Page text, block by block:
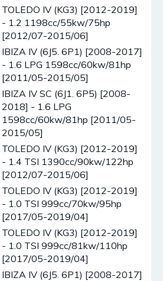
TOLEDO IV (KG3) [2012-2019]
- 1.2 1198cc/55kw/75hp
[2012/07-2015/06]
IBIZA IV (6J5. 6P1) [2008-2017]
- 1.6 LPG 1598cc/60kw/81hp
[2011/05-2015/05]
IBIZA IV SC (6J1. 6P5) [2008-
2018] - 1.6 LPG
1598cc/60kw/81hp [2011/05-
2015/05]
TOLEDO IV (KG3) [2012-2019]
- 1.4 TSI 1390cc/90kw/122hp
[2012/07-2015/06]
TOLEDO IV (KG3) [2012-2019]
- 1.0 TSI 999cc/70kw/95hp
[2017/05-2019/04]
TOLEDO IV (KG3) [2012-2019]
- 1.0 TSI 999cc/81kw/110hp
[2017/05-2019/04]
IBIZA IV (6J5. 6P1) [2008-2017]